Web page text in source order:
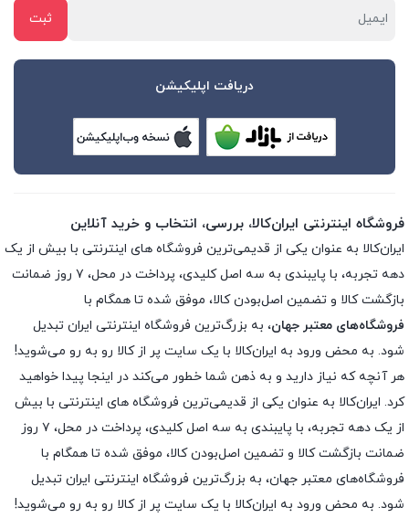
دریافت اپلیکیشن
فروشگاه اینترنتی ایران‌کالا، بررسی، انتخاب و خرید آنلاین
ایران‌کالا به عنوان یکی از قدیمی‌ترین فروشگاه های اینترنتی با بیش از یک
دهه تجربه، با پایبندی به سه اصل کلیدی، پرداخت در محل، ۷ روز ضمانت
بازگشت کالا و تضمین اصل‌بودن کالا، موفق شده تا همگام با
فروشگاه‌های معتبر جهان، به بزرگ‌ترین فروشگاه اینترنتی ایران تبدیل
شود. به محض ورود به ایران‌کالا با یک سایت پر از کالا رو به رو می‌شوید!
هر آنچه که نیاز دارید و به ذهن شما خطور می‌کند در اینجا پیدا خواهید
کرد. ایران‌کالا به عنوان یکی از قدیمی‌ترین فروشگاه های اینترنتی با بیش
از یک دهه تجربه، با پایبندی به سه اصل کلیدی، پرداخت در محل، ۷ روز
ضمانت بازگشت کالا و تضمین اصل‌بودن کالا، موفق شده تا همگام با
فروشگاه‌های معتبر جهان، به بزرگ‌ترین فروشگاه اینترنتی ایران تبدیل
شود. به محض ورود به ایران‌کالا با یک سایت پر از کالا رو به رو می‌شوید!